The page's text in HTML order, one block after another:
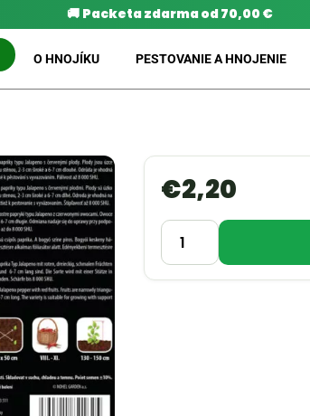
🚚 Packeta zdarma od 70,00 €
O HNOJÍKU PESTOVANIE A HNOJENIE
€2,20